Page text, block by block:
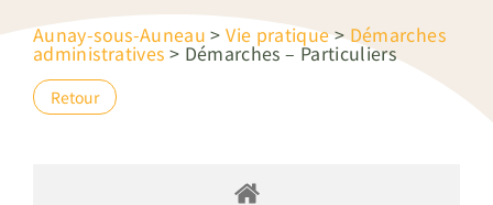
Aunay-sous-Auneau >Vie pratique>Démarches
administratives > Démarches – Particuliers
Retour